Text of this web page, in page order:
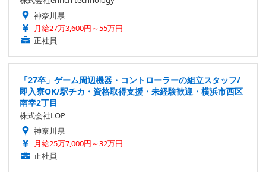
神奈川県
月給27万3,600円～55万円
正社員
「27卒」ゲーム周辺機器・コントローラーの組立スタッフ/
即入寮OK/駅チカ・資格取得支援・未経験歓迎・横浜市西区
南幸2丁目
株式会社LOP
神奈川県
月給25万7,000円～32万円
正社員